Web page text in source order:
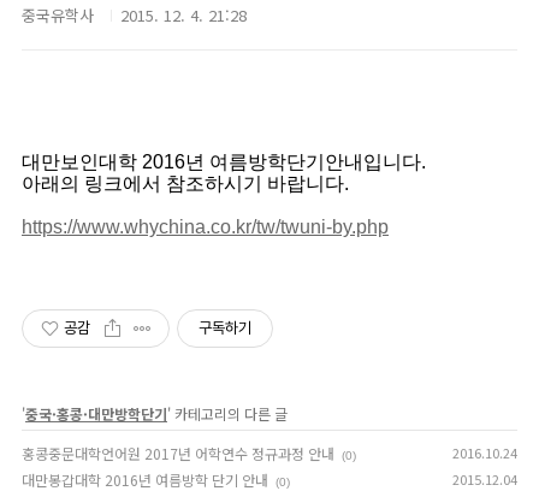
중국유학사 2015. 12. 4. 21:28
대만보인대학 2016년 여름방학단기안내입니다.
아래의 링크에서 참조하시기 바랍니다.
https://www.whychina.co.kr/tw/twuni-by.php
공감 구독하기
'중국·홍콩·대만방학단기' 카테고리의 다른 글
홍콩중문대학언어원 2017년 어학연수 정규과정 안내
(0) 2016.10.24
대만봉갑대학 2016년 여름방학 단기 안내 (0) 2015.12.04